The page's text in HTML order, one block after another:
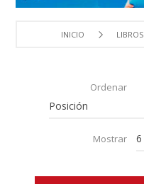
INICIO LIBROS
Ordenar
Mostrar